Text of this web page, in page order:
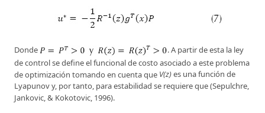
Donde
. A partir de esta la ley
de control se define el funcional de costo asociado a este problema
de optimización tomando en cuenta que V(z)es una función de
Lyapunov y, por tanto, para estabilidad se requiere que (Sepulchre,
Jankovic, & Kokotovic, 1996).